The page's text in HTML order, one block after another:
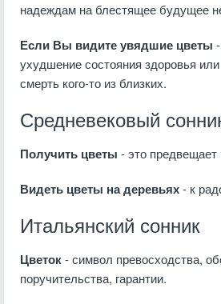
надеждам на блестящее будущее
Если Вы видите увядшие цветы
ухудшение состояния здоровья
смерть кого-то из близких.
Средневековый
Получить цветы - это предвещает
Видеть цветы на деревьях- к
Итальянский сонник
Цветок- символ превосходства,
поручительства, гарантии.